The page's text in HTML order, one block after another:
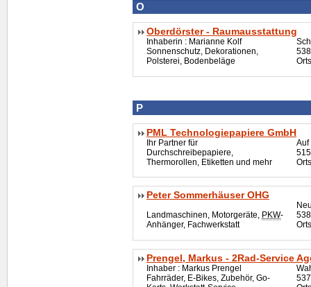
O
Oberdörster - Raumausstattung
Inhaberin : Marianne Kolf
Sonnenschutz, Dekorationen,
Polsterei, Bodenbeläge
P
PML Technologiepapiere GmbH
Ihr Partner für
Durchschreibepapiere,
Thermorollen, Etiketten und mehr
Auf
Peter Sommerhäuser OHG
Landmaschinen, Motorgeräte, PKW-
Anhänger, Fachwerkstatt
Prengel, Markus - 2Rad-Service
Inhaber : Markus Prengel
Fahrräder, E-Bikes, Zubehör, Go-